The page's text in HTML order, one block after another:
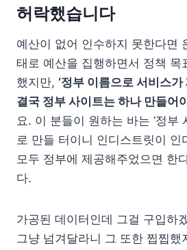
허락했습니다
예산이 없어 인수하지 못한다면
태로 예산을 집행하면서 정책 목
했지만, ‘정부 이름으로 서비스
결국 정부 사이트는 하나 만들어
요. 이 분들이 원하는 바는 ‘정부
로 만들 터이니 인디스트릿이 인
모두 정부에 제공해주었으면 한
다.
가공된 데이터인데 그걸 구입하
그냥 넘겨달라니 그 또한 찝찝했